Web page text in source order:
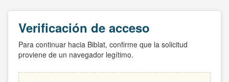
Verificación de acceso
Para continuar hacia Biblat, confirme que la solicitud
proviene de un navegador legítimo.